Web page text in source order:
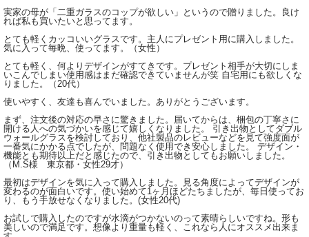
実家の母が「二重ガラスのコップが欲しい」というので贈りました。良け
れば私も買いたいと思ってます。
とても軽くカッコいいグラスです。主人にプレゼント用に購入しました。
気に入って毎晩、使ってます。（女性）
とても軽く、何よりデザインがすてきです。プレゼント相手が大切にしま
いこんでしまい使用感はまだ確認できていませんが笑 自宅用にも欲しくな
りました。（20代）
使いやすく、友達も喜んでいました。ありがとうございます。
まず、注文後の対応の早さに驚きました。届いてからは、梱包の丁寧さに
開ける人への気づかいを感じて嬉しくなりました。 引き出物としてダブル
ウォールグラスを検討しており、他社製品のレビューなどを見て強度面が
一番気にかかる点でしたが、問題なく使用でき安心しました。 デザイン・
機能とも期待以上だと感じたので、引き出物としてもお願いしました。
（M.S様 東京都・女性29才）
最初はデザインを気に入って購入しました。見る角度によってデザインが
変わるのが面白いです。使い始めて1ヶ月ほどたちましたが、毎日使ってお
り、もう手放せなくなりました。(女性20代)
お試しで購入したのですが水滴がつかないのって素晴らしいですね。形も
美しいので満足です。想像より重量も軽く、これなら人にオススメ出来ま